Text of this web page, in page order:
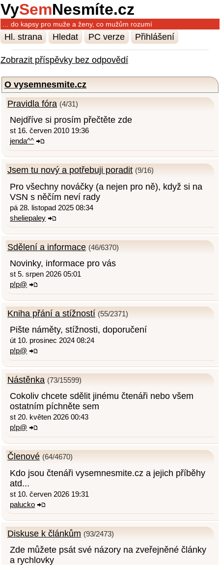
VySemNesmíte.cz
… do kapsy pro muže a ženy, co mužům rozumí
Hl. strana Hledat PC verze Přihlášení
Zobrazit příspěvky bez odpovědí
O vysemnesmite.cz
Pravidla fóra (4/31)
Nejdříve si prosím přečtěte zde
st 16. červen 2010 19:36
jenda^^
Jsem tu nový a potřebuji poradit (9/16)
Pro všechny nováčky (a nejen pro ně), když si na
VSN s něčím neví rady
pá 28. listopad 2025 08:34
sheliepaley
Sdělení a informace (46/6370)
Novinky, informace pro vás
st 5. srpen 2026 05:01
p!p@
Kniha přání a stížností (55/2371)
Pište náměty, stížnosti, doporučení
út 10. prosinec 2024 08:24
p!p@
Nástěnka (73/15599)
Cokoliv chcete sdělit jinému čtenáři nebo všem
ostatním píchněte sem
st 20. květen 2026 00:43
p!p@
Členové (64/4670)
Kdo jsou čtenáři vysemnesmite.cz a jejich příběhy
atd...
st 10. červen 2026 19:31
palucko
Diskuse k článkům (93/2473)
Zde můžete psát své názory na zveřejněné články
a rychlovky